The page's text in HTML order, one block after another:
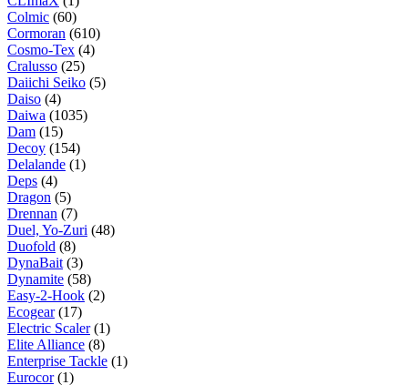
Colmic (60)
Cormoran (610)
Cosmo-Tex (4)
Cralusso (25)
Daiichi Seiko (5)
Daiso (4)
Daiwa (1035)
Dam (15)
Decoy (154)
Delalande (1)
Deps (4)
Dragon (5)
Drennan (7)
Duel, Yo-Zuri (48)
Duofold (8)
DynaBait (3)
Dynamite (58)
Easy-2-Hook (2)
Ecogear(17)
Electric Scaler(1)
Elite Alliance (8)
Enterprise Tackle (1)
Eurocor(1)